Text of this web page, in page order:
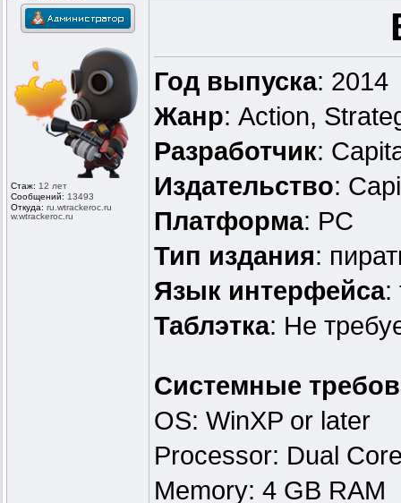
Стаж: 12 лет
Сообщений: 13493
Откуда: ru.wtrackeroc.ru
w.wtrackeroc .ru
Год выпуска: 2014
Жанр: Action,
Разработчик:
Издательство:
Платформа: PC
Тип издания:
Язык интерфейса:
Таблэтка: Не
Системные
OS: WinXP or later
Processor: Dual
Memory: 4 GB RAM